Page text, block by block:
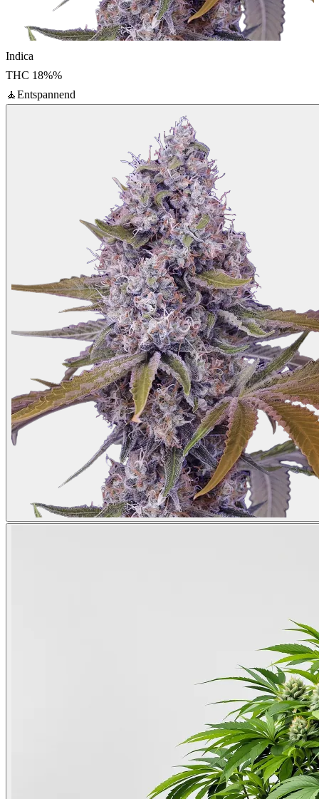
Indica
THC 18%%
🧘Entspannend